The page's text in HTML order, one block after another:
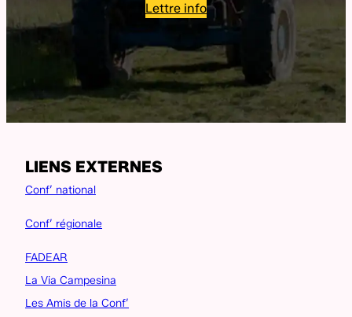
Lettre info
LIENS EXTERNES
Conf’ national
Conf’ régionale
FADEAR
La Via Campesina
Les Amis de la Conf’